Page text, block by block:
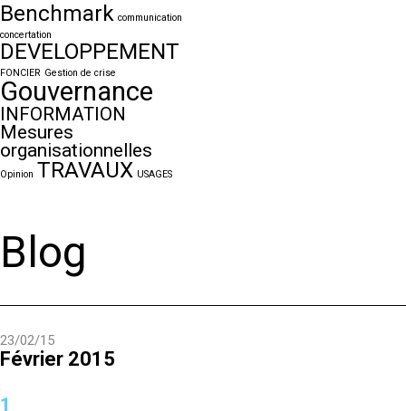
Benchmark communication
concertation
DEVELOPPEMENT
FONCIER Gestion de crise
Gouvernance
INFORMATION
Mesures
organisationnelles
Opinion TRAVAUX USAGES
Blog
23/02/15
Février 2015
1